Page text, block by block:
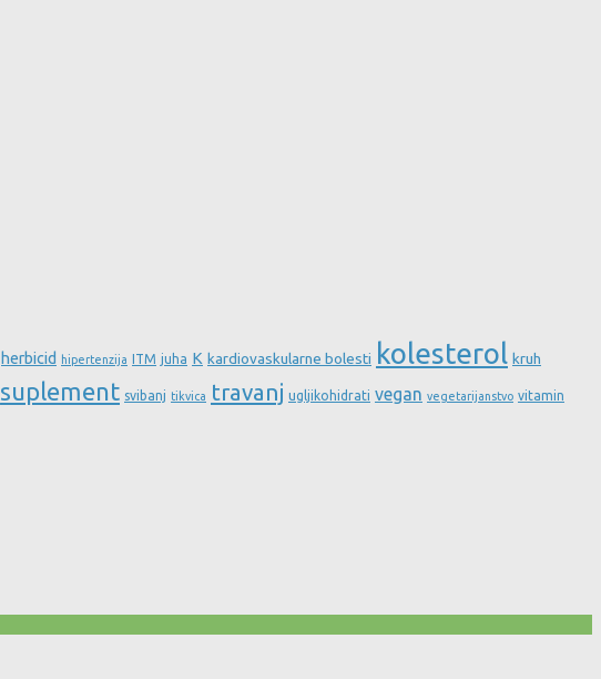
herbicid hipertenzija ITM juha K kardiovaskularne bolesti kolesterol kruh
suplement svibanj tikvica travanj ugljikohidrati vegan vegetarijanstvo vitamin